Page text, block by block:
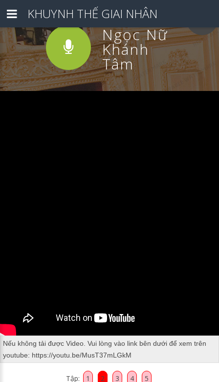
Ngọc Nữ
Khánh
Tâm
Nếu không tải được Video. Vui lòng vào link bên dưới để xem trên
youtube: https://youtu.be/MusT37mLGkM
Tập: 1 2 3 4 5
KHUYNH THẾ GIAI NHÂN